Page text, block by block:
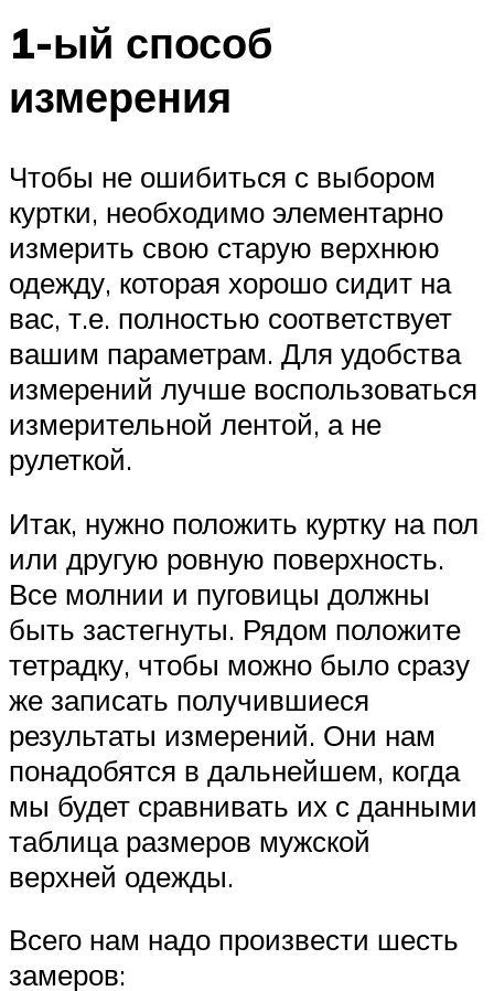
1-ый способ
измерения
Чтобы не ошибиться с выбором
куртки, необходимо элементарно
измерить свою старую верхнюю
одежду, которая хорошо сидит на
вас, т.е. полностью соответствует
вашим параметрам. Для удобства
измерений лучше воспользоваться
измерительной лентой, а не
рулеткой.
Итак, нужно положить куртку на пол
или другую ровную поверхность.
Все молнии и пуговицы должны
быть застегнуты. Рядом положите
тетрадку, чтобы можно было сразу
же записать получившиеся
результаты измерений. Они нам
понадобятся в дальнейшем, когда
мы будет сравнивать их с данными
таблица размеров мужской
верхней одежды.
Всего нам надо произвести шесть
замеров: